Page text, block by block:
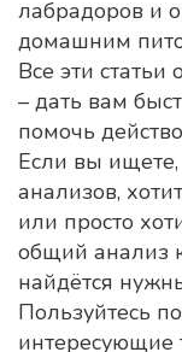
лабрадоров и
домашним
Все эти
– дать вам
помочь
Если вы ищете,
анализов,
или просто
общий анализ
найдётся
Пользуйтесь
интересующие